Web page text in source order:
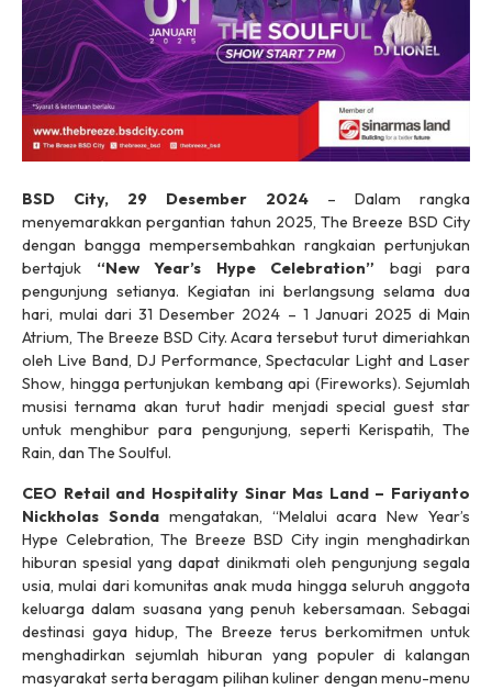
BSD City, 29 Desember 2024 – Dalam rangka
menyemarakkan pergantian tahun 2025, The Breeze BSD City
dengan bangga mempersembahkan rangkaian pertunjukan
bertajuk “New Year’s Hype Celebration” bagi para
pengunjung setianya. Kegiatan ini berlangsung selama dua
hari, mulai dari 31 Desember 2024 – 1 Januari 2025 di Main
Atrium, The Breeze BSD City. Acara tersebut turut dimeriahkan
oleh Live Band, DJ Performance, Spectacular Light and Laser
Show, hingga pertunjukan kembang api (Fireworks). Sejumlah
musisi ternama akan turut hadir menjadi special guest star
untuk menghibur para pengunjung, seperti Kerispatih, The
Rain, dan The Soulful.
CEO Retail and Hospitality Sinar Mas Land – Fariyanto
Nickholas Sonda mengatakan, “Melalui acara New Year’s
Hype Celebration, The Breeze BSD City ingin menghadirkan
hiburan spesial yang dapat dinikmati oleh pengunjung segala
usia, mulai dari komunitas anak muda hingga seluruh anggota
keluarga dalam suasana yang penuh kebersamaan. Sebagai
destinasi gaya hidup, The Breeze terus berkomitmen untuk
menghadirkan sejumlah hiburan yang populer di kalangan
masyarakat serta beragam pilihan kuliner dengan menu-menu